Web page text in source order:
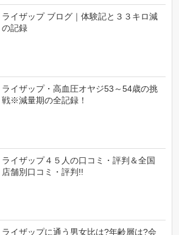
ライザップ ブログ｜体験記と３３キロ減
の記録
ライザップ・高血圧オヤジ53～54歳の挑
戦※減量期の全記録！
ライザップ４５人の口コミ・評判＆全国
店舗別口コミ・評判!!
ライザップに通う男女比は?年齢層は?会